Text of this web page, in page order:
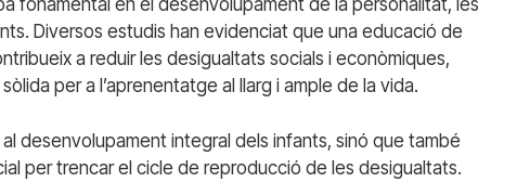
Diversos estudis han evidenciat que una educació de
a reduir les desigualtats socials i econòmiques,
per a l’aprenentatge al llarg i ample de la vida.
desenvolupament integral dels infants, sinó que també
per trencar el cicle de reproducció de les desigualtats.